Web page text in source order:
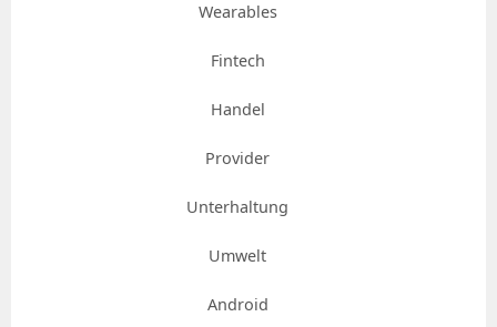
Wearables
Fintech
Handel
Provider
Unterhaltung
Umwelt
Android